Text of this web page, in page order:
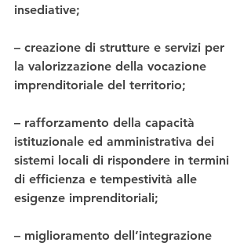
insediative;
– creazione di strutture e servizi per
la valorizzazione della vocazione
imprenditoriale del territorio;
– rafforzamento della capacità
istituzionale ed amministrativa dei
sistemi locali di rispondere in termini
di efficienza e tempestività alle
esigenze imprenditoriali;
– miglioramento dell’integrazione